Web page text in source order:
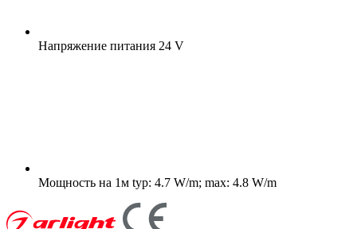
Напряжение питания 24 V
Мощность на 1м typ: 4.7 W/m; max: 4.8 W/m